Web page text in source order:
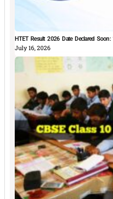
HTET Result 2026 Date Declared
July 16, 2026